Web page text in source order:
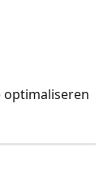
optimaliseren